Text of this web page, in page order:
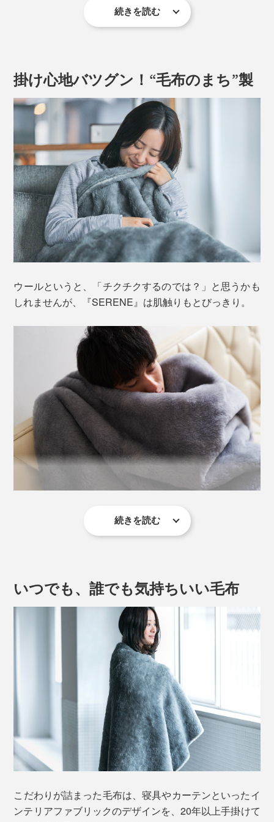
新色のアイボリーも加わりました。無染色の白も、優し
い雰囲気。グレーといっしょに使うと、インテリアがま
すます引き立ちます。
肌に触れる面は、質のよさで知られる、オーストラリア
たっぷり毛足が1.7cmもあるメリノウールが、土台の基
布（ポリエステル100％）に密に編み込まれているか
ら、心地よい仕上がりです。
続きを読む
掛け心地バツグン！“毛布のまち”製
ウールというと、「チクチクするのでは？」と思うかも
しれませんが、『SERENE』は肌触りもとびっきり。
柔らかい毛並みをつくるために、仕上げの毛さばきやポ
昔ながらのウール毛布は、タテ糸とヨコ糸を二重に織っ
てから起毛させる、毛足の短い織り毛布が主流。
続きを読む
いつでも、誰でも気持ちいい毛布
こだわりが詰まった毛布は、寝具やカーテンといったイ
ンテリアファブリックのデザインを、20年以上手掛けて